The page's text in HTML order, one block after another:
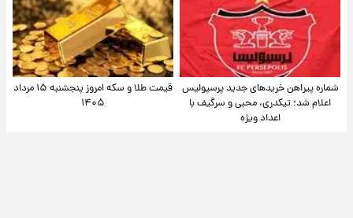
شماره پیراهن خریدهای جدید پرسپولیس
اعلام شد؛ تیکدری، محبی و سرگیف با
اعداد ویژه
قیمت طلا و سکه امروز پنجشنبه ۱۵ مرداد
۱۴۰۵